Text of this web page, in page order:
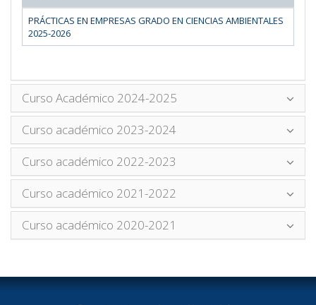
PRÁCTICAS EN EMPRESAS GRADO EN CIENCIAS AMBIENTALES
2025-2026
Curso Académico 2024-2025
Curso académico 2023-2024
Curso académico 2022-2023
Curso académico 2021-2022
Curso académico 2020-2021